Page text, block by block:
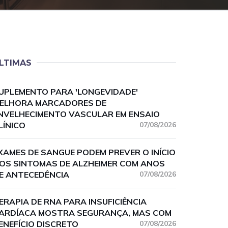
PARA 'LONGEVIDADE'
MARCADORES DE
VASCULAR EM ENSAIO
07/08/2026
DE SANGUE PODEM PREVER O INÍCIO
SINTOMAS DE ALZHEIMER COM ANOS
ANTECEDÊNCIA
07/08/2026
DE RNA PARA INSUFICIÊNCIA
MOSTRA SEGURANÇA, MAS COM
DISCRETO
07/08/2026